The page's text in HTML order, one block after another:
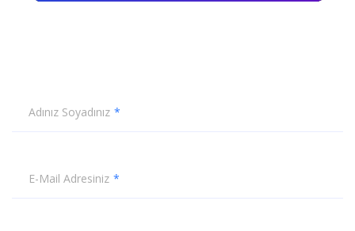
Adınız Soyadınız
E-Mail Adresiniz